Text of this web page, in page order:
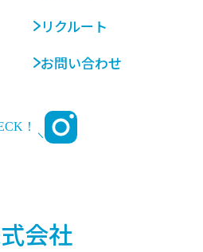
会社
リクルート
お問い合わせ